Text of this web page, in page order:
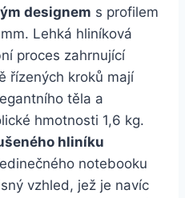
designem s profilem
Lehká hliníková
proces zahrnující
řízených kroků mají
těla a
hmotnosti 1,6 kg.
hliníku
notebooku
vzhled, jež je navíc